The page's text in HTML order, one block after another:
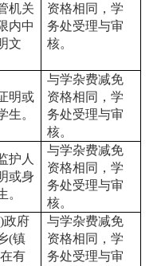
机关
内中
文
资格相同，学
务处受理与审
核。
明或
生。
与学杂费减免
资格相同，学
务处受理与审
核。
护人
或身
。
与学杂费减免
资格相同，学
务处受理与审
核。
政府
(镇
有
与学杂费减免
资格相同，学
务处受理与审